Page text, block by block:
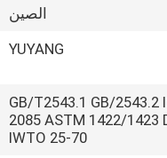
الصين
YUYANG
GB/T2543.1 GB/2543.2
2085 ASTM 1422/1423
IWTO 25-70